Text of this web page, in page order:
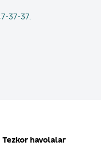
37-37.
Tezkor havolalar